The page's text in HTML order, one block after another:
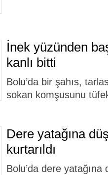
İnek yüzünden
kanlı bitti
Bolu’da bir şahıs,
sokan komşusunu
Dere yatağına
kurtarıldı
Bolu’da dere